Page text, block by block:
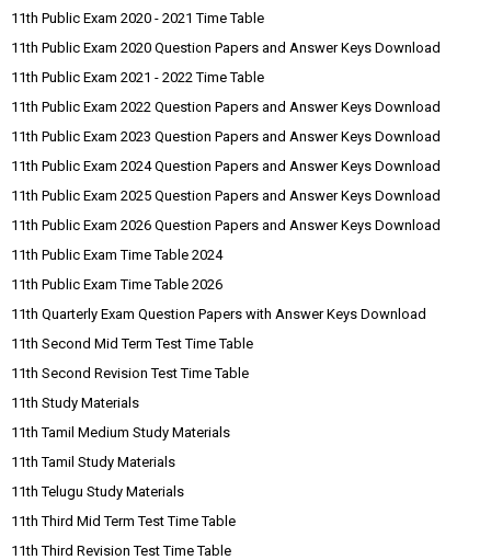
11th Public Exam 2020 - 2021 Time Table
11th Public Exam 2020 Question Papers and Answer Keys Download
11th Public Exam 2021 - 2022 Time Table
11th Public Exam 2022 Question Papers and Answer Keys Download
11th Public Exam 2023 Question Papers and Answer Keys Download
11th Public Exam 2024 Question Papers and Answer Keys Download
11th Public Exam 2025 Question Papers and Answer Keys Download
11th Public Exam 2026 Question Papers and Answer Keys Download
11th Public Exam Time Table 2024
11th Public Exam Time Table 2026
11th Quarterly Exam Question Papers with Answer Keys Download
11th Second Mid Term Test Time Table
11th Second Revision Test Time Table
11th Study Materials
11th Tamil Medium Study Materials
11th Tamil Study Materials
11th Telugu Study Materials
11th Third Mid Term Test Time Table
11th Third Revision Test Time Table